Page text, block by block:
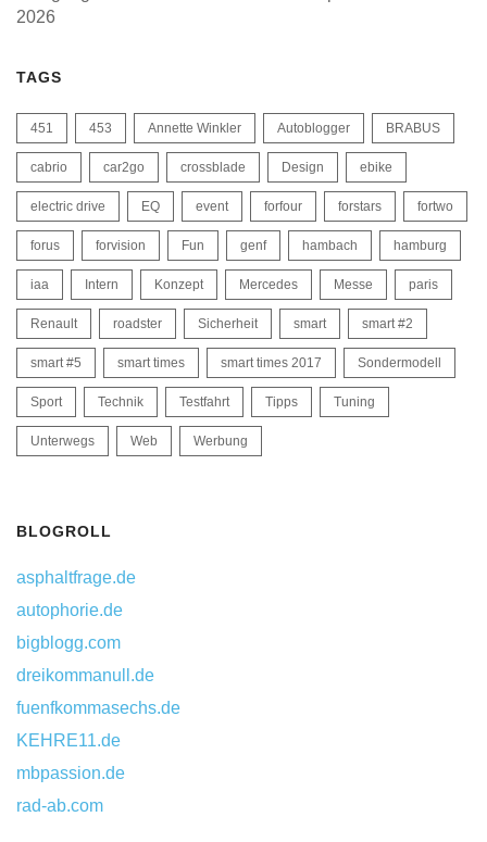
2026
TAGS
451 453 Annette Winkler Autoblogger BRABUS
cabrio car2go crossblade Design ebike
electric drive EQ event forfour forstars fortwo
forus forvision Fun genf hambach hamburg
iaa Intern Konzept Mercedes Messe paris
Renault roadster Sicherheit smart smart #2
smart #5 smart times smart times 2017 Sondermodell
Sport Technik Testfahrt Tipps Tuning
Unterwegs Web Werbung
BLOGROLL
asphaltfrage.de
autophorie.de
bigblogg.com
dreikommanull.de
fuenfkommasechs.de
KEHRE11.de
mbpassion.de
rad-ab.com